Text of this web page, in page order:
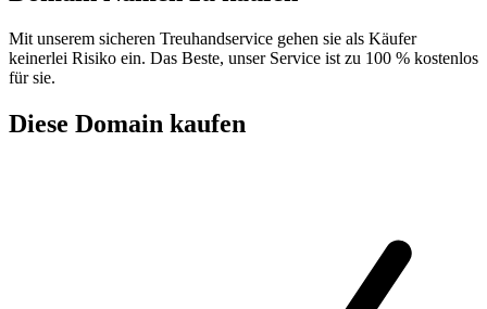
Mit unserem sicheren Treuhandservice gehen sie als Käufer
keinerlei Risiko ein. Das Beste, unser Service ist zu 100 % kostenlos
für sie.
Diese Domain kaufen